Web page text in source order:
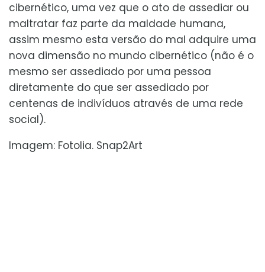
cibernético, uma vez que o ato de assediar ou
maltratar faz parte da maldade humana,
assim mesmo esta versão do mal adquire uma
nova dimensão no mundo cibernético (não é o
mesmo ser assediado por uma pessoa
diretamente do que ser assediado por
centenas de indivíduos através de uma rede
social).
Imagem: Fotolia. Snap2Art